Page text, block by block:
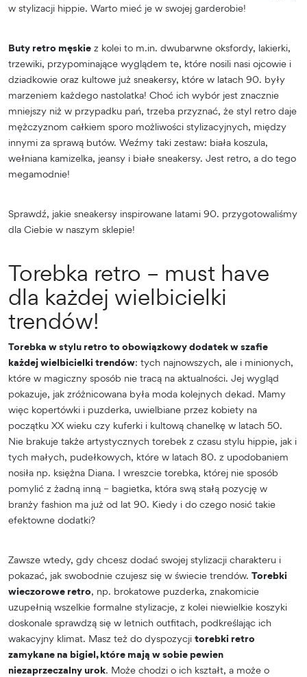
w stylizacji hippie. Warto mieć je w swojej garderobie!
Buty retro męskie z kolei to m.in. dwubarwne oksfordy, lakierki,
trzewiki, przypominające wyglądem te, które nosili nasi ojcowie i
dziadkowie oraz kultowe już sneakersy, które w latach 90. były
marzeniem każdego nastolatka! Choć ich wybór jest znacznie
mniejszy niż w przypadku pań, trzeba przyznać, że styl retro daje
mężczyznom całkiem sporo możliwości stylizacyjnych, między
innymi za sprawą butów. Weźmy taki zestaw: biała koszula,
wełniana kamizelka, jeansy i białe sneakersy. Jest retro, a do tego
megamodnie!
Sprawdź, jakie sneakersy inspirowane latami 90. przygotowaliśmy
dla Ciebie w naszym sklepie!
Torebka retro – must have
dla każdej wielbicielki
trendów!
Torebka w stylu retro to obowiązkowy dodatek w szafie
każdej wielbicielki trendów: tych najnowszych, ale i minionych,
które w magiczny sposób nie tracą na aktualności. Jej wygląd
pokazuje, jak zróżnicowana była moda kolejnych dekad. Mamy
więc kopertówki i puzderka, uwielbiane przez kobiety na
początku XX wieku czy kuferki i kultową chanelkę w latach 50.
Nie brakuje także artystycznych torebek z czasu stylu hippie, jak i
tych małych, pudełkowych, które w latach 80. z upodobaniem
nosiła np. księżna Diana. I wreszcie torebka, której nie sposób
pomylić z żadną inną – bagietka, która swą stałą pozycję w
branży fashion ma już od lat 90. Kiedy i do czego nosić takie
efektowne dodatki?
Zawsze wtedy, gdy chcesz dodać swojej stylizacji charakteru i
pokazać, jak swobodnie czujesz się w świecie trendów. Torebki
wieczorowe retro, np. brokatowe puzderka, znakomicie
uzupełnią wszelkie formalne stylizacje, z kolei niewielkie koszyki
doskonale sprawdzą się w letnich outfitach, podkreślając ich
wakacyjny klimat. Masz też do dyspozycji torebki retro
zamykane na bigiel, które mają w sobie pewien
niezaprzeczalny urok. Może chodzi o ich kształt, a może o